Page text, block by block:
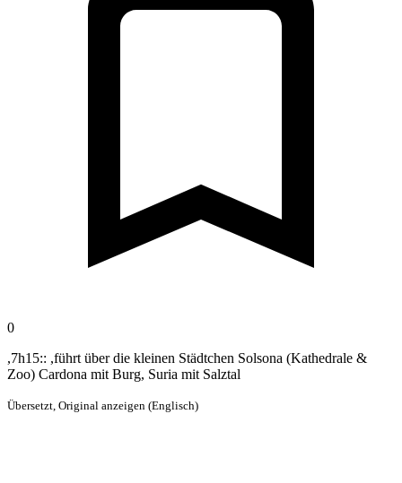
0
,7h15:: ,führt über die kleinen Städtchen Solsona (Kathedrale &
Zoo) Cardona mit Burg, Suria mit Salztal
Übersetzt, Original anzeigen (Englisch)